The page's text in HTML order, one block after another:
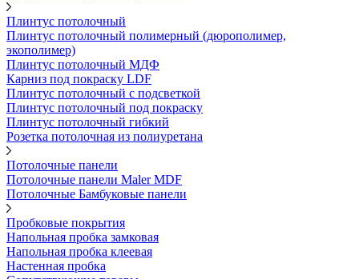
Плинтус потолочный
Плинтус потолочный полимерный (дюрополимер,
экополимер)
Плинтус потолочный МДФ
Карниз под покраску LDF
Плинтус потолочный с подсветкой
Плинтус потолочный под покраску
Плинтус потолочный гибкий
Розетка потолочная из полиуретана
Потолочные панели
Потолочные панели Maler MDF
Потолочные Бамбуковые панели
Пробковые покрытия
Напольная пробка замковая
Напольная пробка клеевая
Настенная пробка